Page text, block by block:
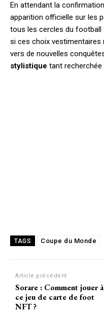
En attendant la
apparition officielle sur les
tous les cercles du football
si ces choix vestimentaires
vers de nouvelles
stylistique tant
TAGS Coupe du Monde
Article précédent
Sorare : Comment jouer à
ce jeu de carte de foot
NFT ?